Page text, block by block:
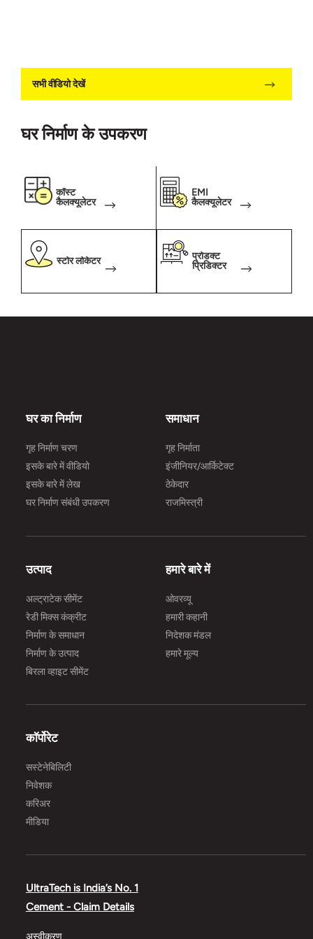
सभी वीडियो देखें
घर निर्माण के उपकरण
कॉस्ट
कैलक्यूलेटर
EMI
कैलक्यूलेटर
स्टोर लोकेटर
प्रोडक्ट
प्रिडिक्टर
घर का निर्माण
गृह निर्माण चरण
इसके बारे में वीडियो
इसके बारे में लेख
घर निर्माण संबंधी उपकरण
समाधान
गृह निर्माता
इंजीनियर/आर्किटेक्ट
ठेकेदार
राजमिस्त्री
उत्पाद
अल्ट्राटेक सीमेंट
रेडी मिक्स कंक्रीट
निर्माण के समाधान
निर्माण के उत्पाद
बिरला व्हाइट सीमेंट
हमारे बारे में
ओवरव्यू
हमारी कहानी
निदेशक मंडल
हमारे मूल्य
कॉर्पोरेट
सस्टेनेबिलिटी
निवेशक
करिअर
मीडिया
UltraTech is India’s No. 1
Cement - Claim Details
अस्वीकरण